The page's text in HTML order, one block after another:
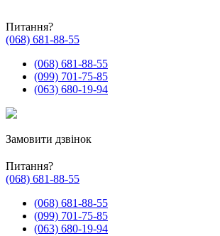
Питання?
(068) 681-88-55
(068) 681-88-55
(099) 701-75-85
(063) 680-19-94
Замовити дзвінок
Питання?
(068) 681-88-55
(068) 681-88-55
(099) 701-75-85
(063) 680-19-94